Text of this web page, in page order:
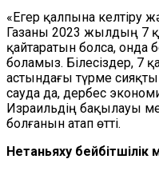
«Егер қалпына келтіру
Газаны 2023 жылдың 7
қайтаратын болса, онда
боламыз. Білесіздер, 7
астындағы түрме сияқты
сауда да, дербес
Израильдің бақылауы
болғанын атап өтті.
Нетаньяху бейбітшілік